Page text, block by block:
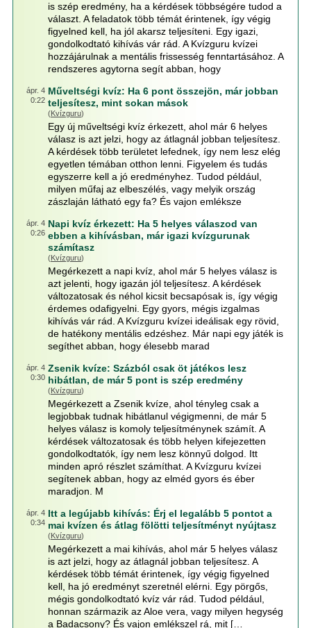
is szép eredmény, ha a kérdések többségére tudod a
választ. A feladatok több témát érintenek, így végig
figyelned kell, ha jól akarsz teljesíteni. Egy igazi,
gondolkodtató kihívás vár rád. A Kvízguru kvízei
hozzájárulnak a mentális frissesség fenntartásához. A
rendszeres agytorna segít abban, hogy
ápr. 4
0:22
Műveltségi kvíz: Ha 6 pont összejön, már jobban
teljesítesz, mint sokan mások
(Kvízguru)
Egy új műveltségi kvíz érkezett, ahol már 6 helyes
válasz is azt jelzi, hogy az átlagnál jobban teljesítesz.
A kérdések több területet lefednek, így nem lesz elég
egyetlen témában otthon lenni. Figyelem és tudás
egyszerre kell a jó eredményhez. Tudod például,
milyen műfaj az elbeszélés, vagy melyik ország
zászlaján látható egy fa? És vajon emléksze
ápr. 4
0:26
Napi kvíz érkezett: Ha 5 helyes válaszod van
ebben a kihívásban, már igazi kvízgurunak
számítasz
(Kvízguru)
Megérkezett a napi kvíz, ahol már 5 helyes válasz is
azt jelenti, hogy igazán jól teljesítesz. A kérdések
változatosak és néhol kicsit becsapósak is, így végig
érdemes odafigyelni. Egy gyors, mégis izgalmas
kihívás vár rád. A Kvízguru kvízei ideálisak egy rövid,
de hatékony mentális edzéshez. Már napi egy játék is
segíthet abban, hogy élesebb marad
ápr. 4
0:30
Zsenik kvíze: Százból csak öt játékos lesz
hibátlan, de már 5 pont is szép eredmény
(Kvízguru)
Megérkezett a Zsenik kvíze, ahol tényleg csak a
legjobbak tudnak hibátlanul végigmenni, de már 5
helyes válasz is komoly teljesítménynek számít. A
kérdések változatosak és több helyen kifejezetten
gondolkodtatók, így nem lesz könnyű dolgod. Itt
minden apró részlet számíthat. A Kvízguru kvízei
segítenek abban, hogy az elméd gyors és éber
maradjon. M
ápr. 4
0:34
Itt a legújabb kihívás: Érj el legalább 5 pontot a
mai kvízen és átlag fölötti teljesítményt nyújtasz
(Kvízguru)
Megérkezett a mai kihívás, ahol már 5 helyes válasz
is azt jelzi, hogy az átlagnál jobban teljesítesz. A
kérdések több témát érintenek, így végig figyelned
kell, ha jó eredményt szeretnél elérni. Egy pörgős,
mégis gondolkodtató kvíz vár rád. Tudod például,
honnan származik az Aloe vera, vagy milyen hegység
a Badacsony? És vajon emlékszel rá, mit […